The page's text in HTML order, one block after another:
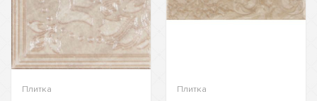
Плитка Плитка